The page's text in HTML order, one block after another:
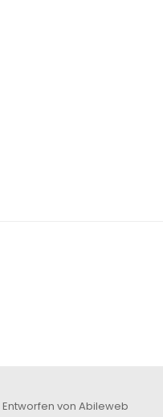
Entworfen von Abileweb